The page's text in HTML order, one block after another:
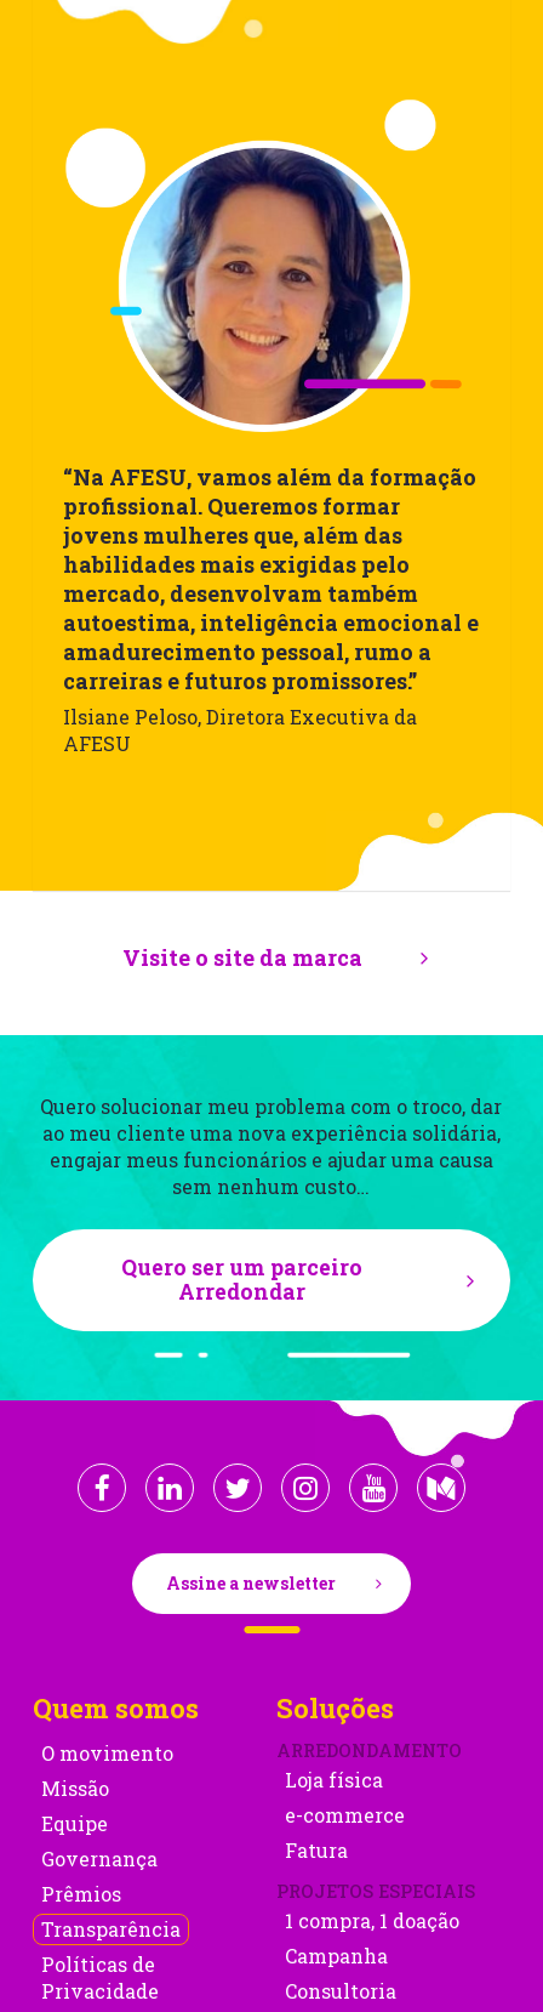
“Na AFESU, vamos além da formação
profissional. Queremos formar
jovens mulheres que, além das
habilidades mais exigidas pelo
mercado, desenvolvam também
autoestima, inteligência emocional e
amadurecimento pessoal, rumo a
carreiras e futuros promissores.”
Ilsiane Peloso, Diretora Executiva da
AFESU
Visite o site da marca
Quero solucionar meu problema com o troco, dar
ao meu cliente uma nova experiência solidária,
engajar meus funcionários e ajudar uma causa
sem nenhum custo…
Quero ser um parceiro
Arredondar
Assine a newsletter
Quem somos
O movimento
Missão
Equipe
Governança
Prêmios
Transparência
Políticas de
Privacidade
Soluções
ARREDONDAMENTO
Loja física
e-commerce
Fatura
PROJETOS ESPECIAIS
1 compra, 1 doação
Campanha
Consultoria